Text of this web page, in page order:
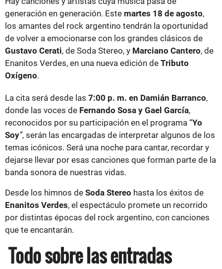
generación en generación. Este martes 18 de agosto,
los amantes del rock argentino tendrán la oportunidad
de volver a emocionarse con los grandes clásicos de
Gustavo Cerati, de Soda Stereo, y Marciano Cantero, de
Enanitos Verdes, en una nueva edición de Tributo
Oxígeno.
La cita será desde las 7:00 p. m. en Damián Barranco,
donde las voces de Fernando Sosa y Gael García,
reconocidos por su participación en el programa “Yo
Soy”, serán las encargadas de interpretar algunos de los
temas icónicos. Será una noche para cantar, recordar y
dejarse llevar por esas canciones que forman parte de la
banda sonora de nuestras vidas.
Desde los himnos de Soda Stereo hasta los éxitos de
Enanitos Verdes, el espectáculo promete un recorrido
por distintas épocas del rock argentino, con canciones
que te encantarán.
Todo sobre las entradas